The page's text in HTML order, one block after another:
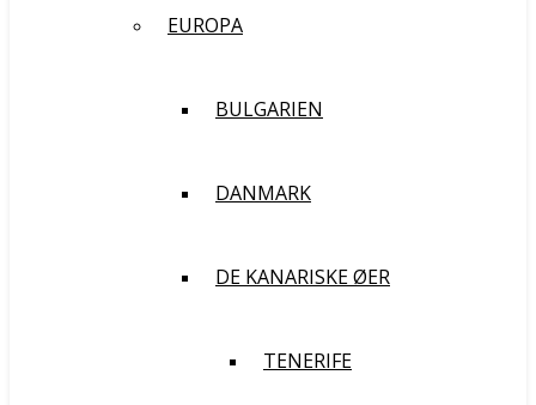
EUROPA
BULGARIEN
DANMARK
DE KANARISKE ØER
TENERIFE